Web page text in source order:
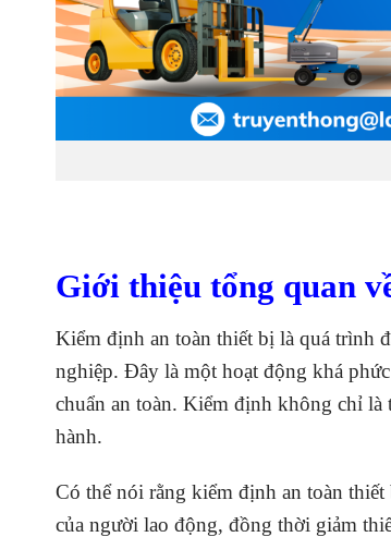
Giới thiệu tổng quan
Kiểm định an toàn thiết bị là quá trình
nghiệp. Đây là một hoạt động khá
chuẩn an toàn. Kiểm định không chỉ là
hành.
Có thể nói rằng kiểm định an toàn
của người lao động, đồng thời giảm